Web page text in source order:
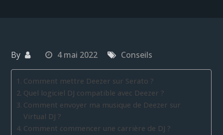
By 4 mai 2022 Conseils
Comment mettre Deezer sur Serato ?
Quel logiciel DJ compatible avec Deezer ?
Comment envoyer ma musique de Deezer sur
Virtual DJ ?
Comment commencer une carrière de DJ ?